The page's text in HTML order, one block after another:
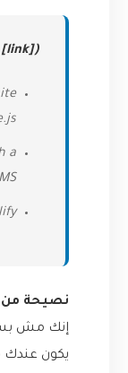
[link])
a
نصيحة من
إنك مش بس
يكون عندك